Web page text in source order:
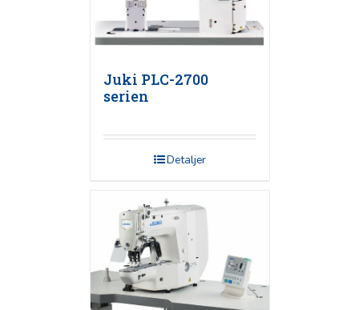
Juki PLC-2700
serien
Detaljer